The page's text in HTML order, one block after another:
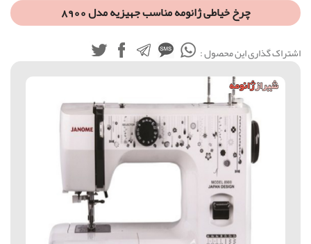
چرخ خياطی ژانومه مناسب جهیزیه مدل 8900
اشتراک گذاری این محصول :